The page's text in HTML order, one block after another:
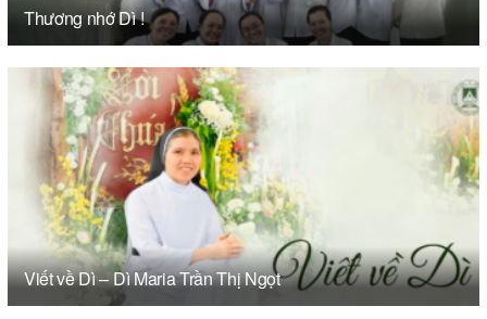
Thương nhớ Dì !
Viết về Dì – Dì Maria Trần Thị Ngọt